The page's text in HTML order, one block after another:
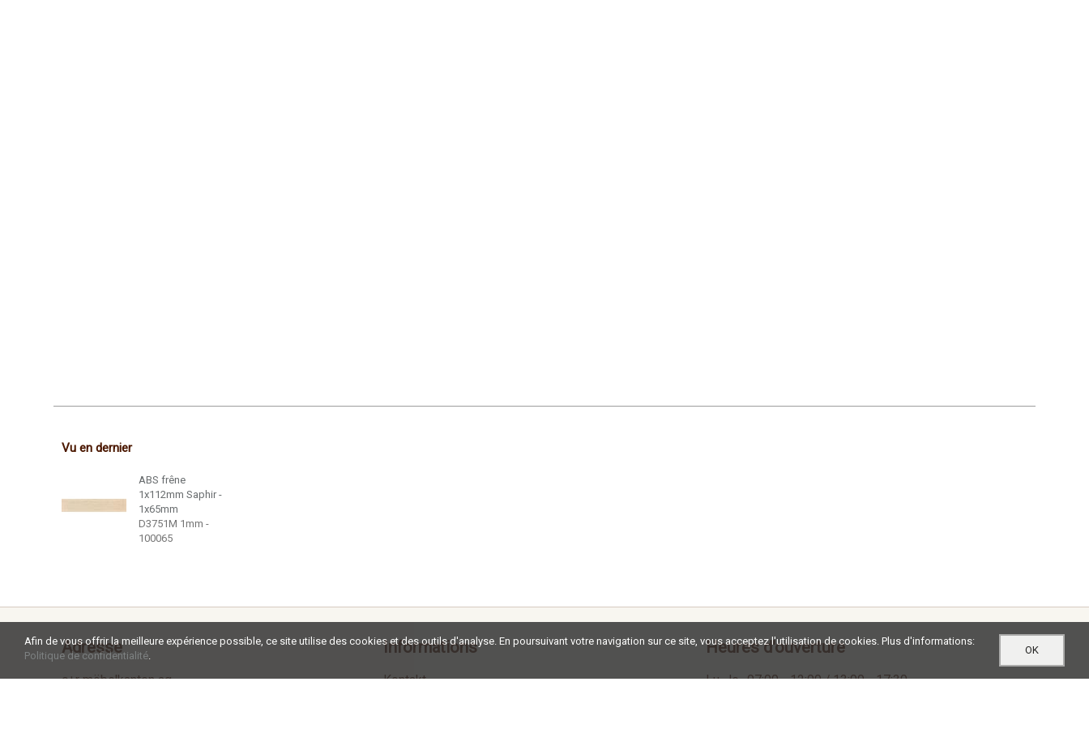
Vu en dernier
ABS frêne
1x112mm Saphir -
1x65mm
D3751M 1mm -
100065
Adresse
c+r möbelkanten ag
Informations
Kontakt
Heures d'ouverture
Lu-Je 07:00 - 12:00 / 13:00 - 17:30
OK
Afin de vous offrir la meilleure expérience possible, ce site utilise des cookies et des outils d'analyse. En poursuivant votre navigation sur ce site, vous acceptez l'utilisation de cookies. Plus d'informations:
Politique de confidentialité.